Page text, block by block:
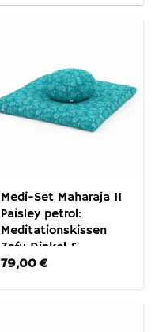
Medi-Set Maharaja II
Paisley petrol:
Meditationskissen
Zafu Dinkel &
Meditationsmatte
79,00€